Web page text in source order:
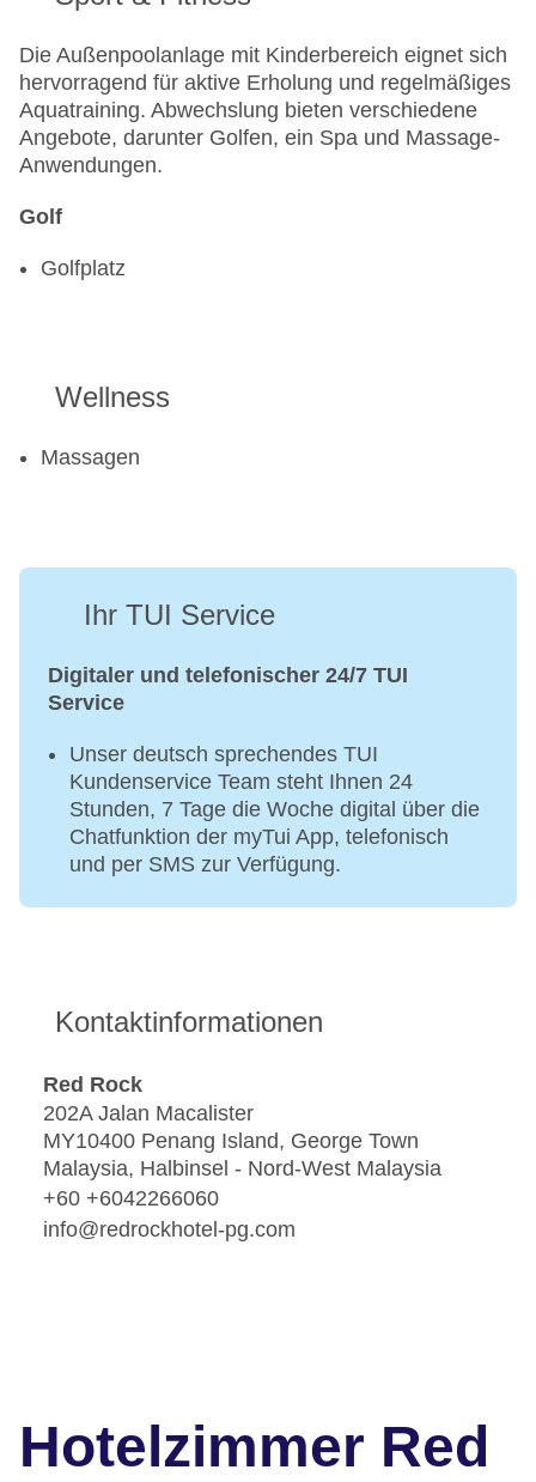
Die Außenpoolanlage mit Kinderbereich eignet sich
hervorragend für aktive Erholung und regelmäßiges
Aquatraining. Abwechslung bieten verschiedene
Angebote, darunter Golfen, ein Spa und Massage-
Anwendungen.
Golf
Golfplatz
Wellness
Massagen
Ihr TUI Service
Digitaler und telefonischer 24/7 TUI
Service
Unser deutsch sprechendes TUI
Kundenservice Team steht Ihnen 24
Stunden, 7 Tage die Woche digital über die
Chatfunktion der myTui App, telefonisch
und per SMS zur Verfügung.
Kontaktinformationen
Red Rock
202A Jalan Macalister
MY10400 Penang Island, George Town
Malaysia, Halbinsel - Nord-West Malaysia
+60 +6042266060
info@redrockhotel-pg.com
Hotelzimmer Red